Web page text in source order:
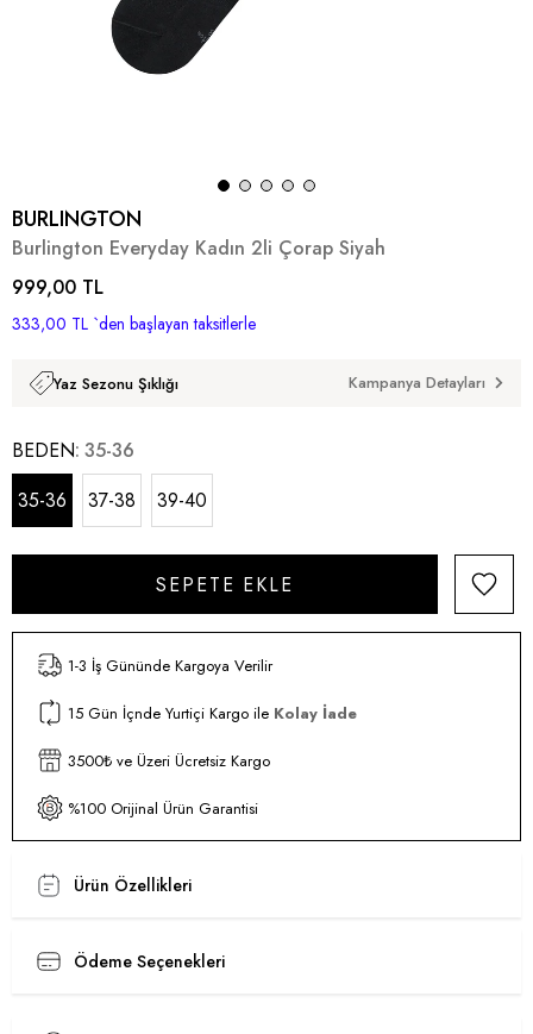
BURLINGTON
Burlington Everyday Kadın 2li Çorap Siyah
999,00 TL
333,00 TL `den başlayan taksitlerle
Yaz Sezonu Şıklığı Kampanya Detayları
BEDEN 35-36
35-36
37-38 39-40
1-3 İş Gününde Kargoya Verilir
15 Gün İçnde Yurtiçi Kargo ile Kolay İade
3500₺ ve Üzeri Ücretsiz Kargo
%100 Orijinal Ürün Garantisi
Ürün Özellikleri
Ödeme Seçenekleri